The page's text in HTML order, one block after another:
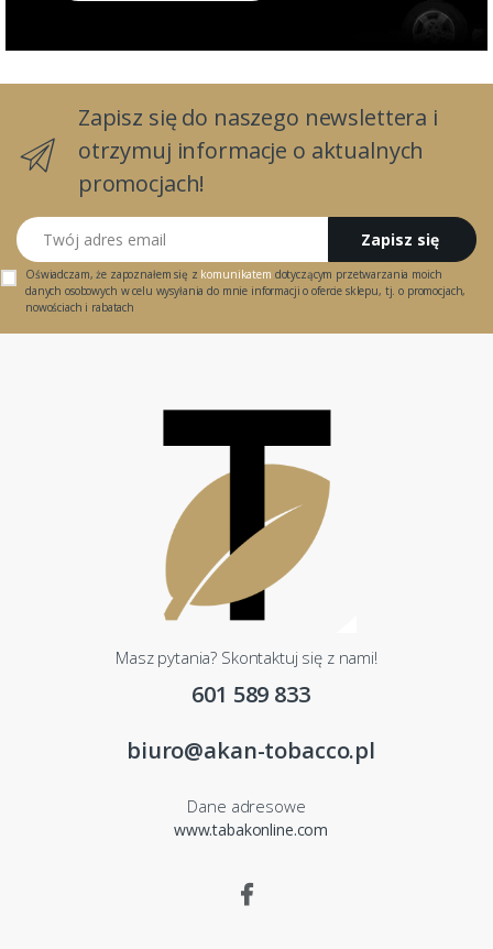
Zapisz się do naszego newslettera i
otrzymuj informacje o aktualnych
promocjach!
Twój adres email
Zapisz się
Oświadczam, że zapoznałem się z komunikatem dotyczącym przetwarzania moich
danych osobowych w celu wysyłania do mnie informacji o ofercie sklepu, tj. o promocjach,
nowościach i rabatach
Masz pytania? Skontaktuj się z nami!
601 589 833
biuro@akan-tobacco.pl
Dane adresowe
www.tabakonline.com